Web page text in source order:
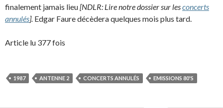
finalement jamais lieu[NDLR: Lire notre dossier sur lesconcerts
annulés]. Edgar Faure décèdera quelques mois plus tard.
Article lu 377 fois
1987 ANTENNE 2 CONCERTS ANNULÉS EMISSIONS 80'S